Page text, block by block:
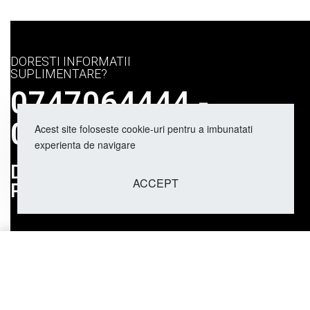
DORESTI INFORMATII
SUPLIMENTARE?
0747064444 -
0759010309
DUBAI AROMAS
PARFUMURI ARABESTI
Acest site foloseste cookie-uri pentru a imbunatati
experienta de navigare
ACCEPT